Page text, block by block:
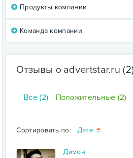
Продукты компании
Команда компании
Отзывы о advertstar.ru (2)
Все (2) Положительные (2)
Сортировать по: Дате
Димон